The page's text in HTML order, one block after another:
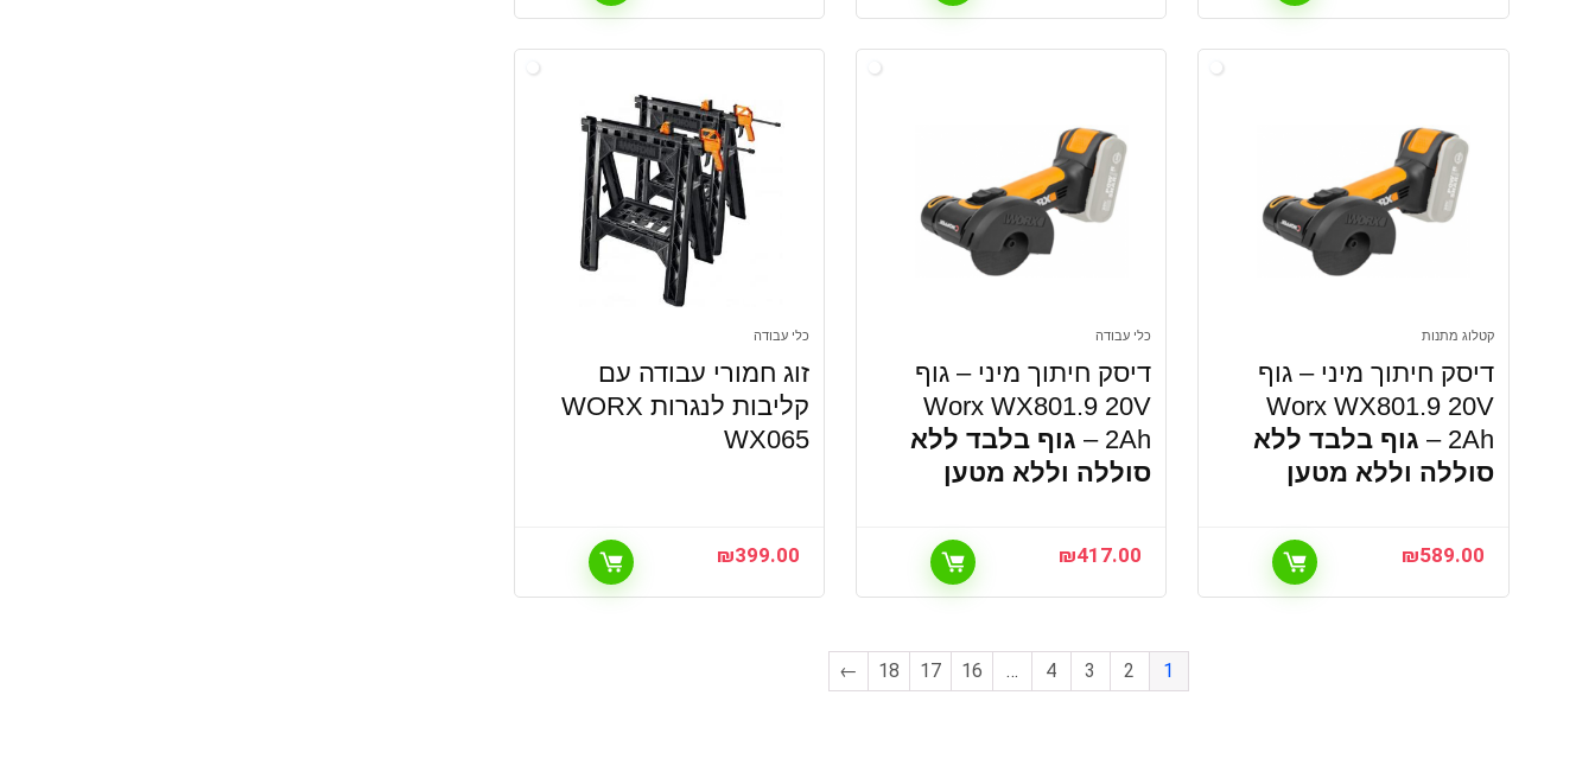
קטלוג מתנות
דיסק חיתוך מיני – גוף
Worx WX801.9 20V
2Ah –
גוף בלבד ללא
סוללה וללא מטען
₪589.00
כלי עבודה
דיסק חיתוך מיני – גוף
Worx WX801.9 20V
2Ah –
גוף בלבד ללא
סוללה וללא מטען
₪417.00
כלי עבודה
זוג חמורי עבודה עם
קליבות לנגרות WORX
WX065
₪399.00
1
2
3
4
…
16
17
18
←